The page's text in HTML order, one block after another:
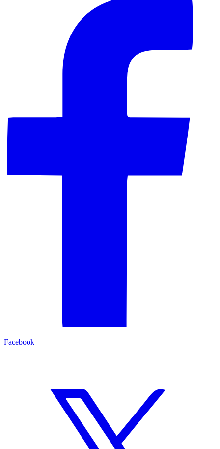
Facebook